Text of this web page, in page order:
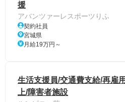
援
アバンツァーレスポーツりふ
契約社員
宮城県
月給19万円～
生活支援員/交通費支給/再雇
上/障害者施設